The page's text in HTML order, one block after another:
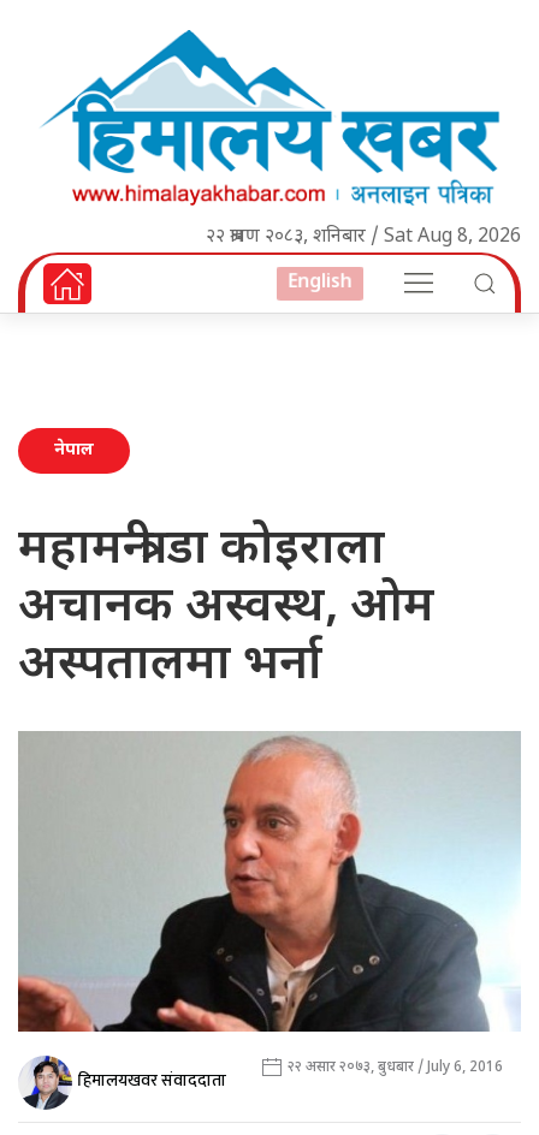
२२ श्रावण २०८३, शनिबार / Sat Aug 8, 2026
English
नेपाल
महामन्त्री डा कोइराला
अचानक अस्वस्थ, ओम
अस्पतालमा भर्ना
हिमालयखवर संवाददाता २२ असार २०७३, बुधबार / July 6, 2016